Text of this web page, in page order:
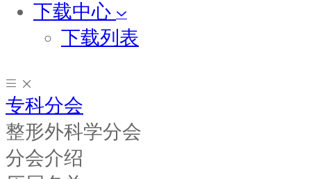
下载中心
下载列表
专科分会
整形外科学分会
分会介绍